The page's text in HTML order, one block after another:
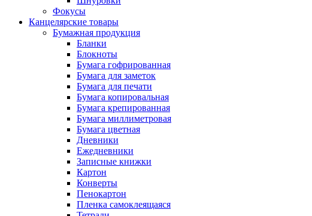
Фокусы
Канцелярские товары
Бумажная продукция
Бланки
Блокноты
Бумага гофрированная
Бумага для заметок
Бумага для печати
Бумага копировальная
Бумага крепированная
Бумага миллиметровая
Бумага цветная
Дневники
Ежедневники
Записные книжки
Картон
Конверты
Пенокартон
Пленка самоклеящаяся